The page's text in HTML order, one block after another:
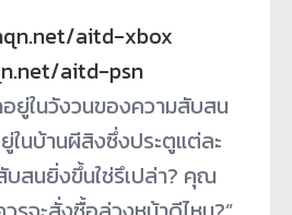
aitd-xbox
aitd-psn
ในวังวนของความสับสน
ในบ้านผีสิงซึ่งประตูแต่ละ
บสนยิ่งขึ้นใช่รึเปล่า? คุณ